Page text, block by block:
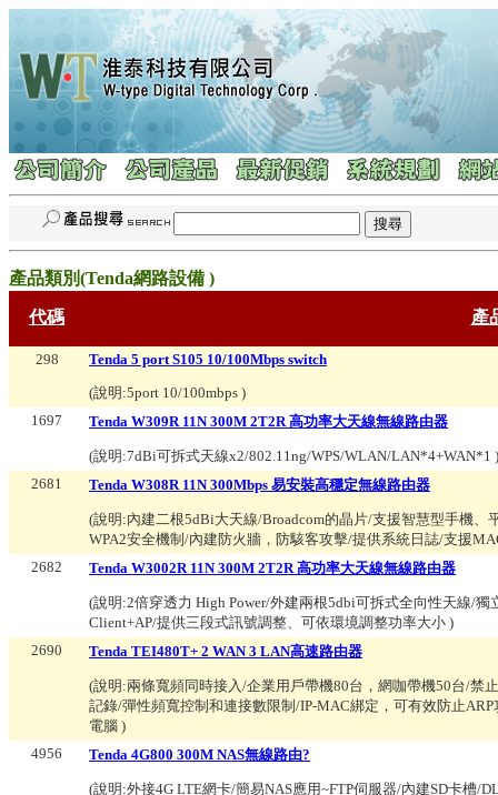
產品類別(Tenda網路設備 )
代碼 產
298
Tenda 5 port S105 10/100Mbps switch
(說明:5port 10/100mbps )
1697
Tenda W309R 11N 300M 2T2R 高功率大天線無線路由器
(說明:7dBi可拆式天線x2/802.11ng/WPS/WLAN/LAN*4+WAN*1 )
2681
Tenda W308R 11N 300Mbps 易安裝高穩定無線路由器
(說明:內建二根5dBi大天線/Broadcom的晶片/支援智慧型手機、
WPA2安全機制/內建防火牆，防駭客攻擊/提供系統日誌/支援
2682
Tenda W3002R 11N 300M 2T2R 高功率大天線無線路由器
(說明:2倍穿透力 High Power/外建兩根5dbi可拆式全向性天線/
Client+AP/提供三段式訊號調整、可依環境調整功率大小 )
2690
Tenda TEI480T+ 2 WAN 3 LAN高速路由器
(說明:兩條寬頻同時接入/企業用戶帶機80台，網咖帶機50台/禁
記錄/彈性頻寬控制和連接數限制/IP-MAC綁定，可有效防止
電腦 )
4956
Tenda 4G800 300M NAS無線路由?
(說明:外接4G LTE網卡/簡易NAS應用~FTP伺服器/內建SD卡槽/